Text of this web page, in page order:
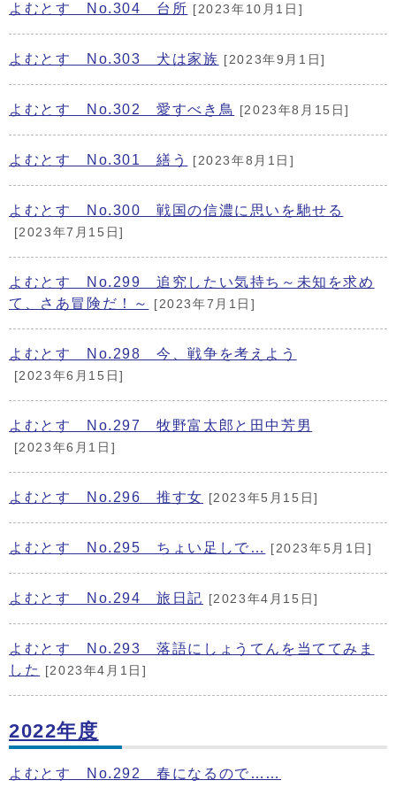
よむとす No.304 台所 [2023年10月1日]
よむとす No.303 犬は家族 [2023年9月1日]
よむとす No.302 愛すべき鳥 [2023年8月15日]
よむとす No.301 繕う [2023年8月1日]
よむとす No.300 戦国の信濃に思いを馳せる
[2023年7月15日]
よむとす No.299 追究したい気持ち～未知を求め
て、さあ冒険だ！～
[2023年7月1日]
よむとす No.298 今、戦争を考えよう
[2023年6月15日]
よむとす No.297 牧野富太郎と田中芳男
[2023年6月1日]
よむとす No.296 推す女 [2023年5月15日]
よむとす No.295 ちょい足しで… [2023年5月1日]
よむとす No.294 旅日記 [2023年4月15日]
よむとす No.293 落語にしょうてんを当ててみま
した
[2023年4月1日]
2022年度
よむとす No.292 春になるので……